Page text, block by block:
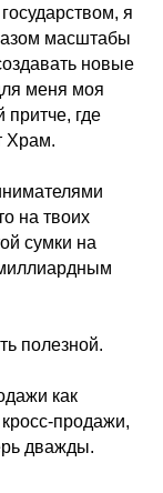
я
масштабы
новые
меня моя
притче, где
Храм.
на твоих
сумки на
полезной.
как
продажи,
дважды.